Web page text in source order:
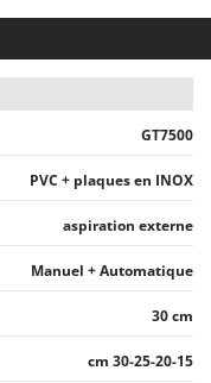
GT7500
PVC + plaques en INOX
aspiration externe
Manuel + Automatique
30 cm
cm 30-25-20-15